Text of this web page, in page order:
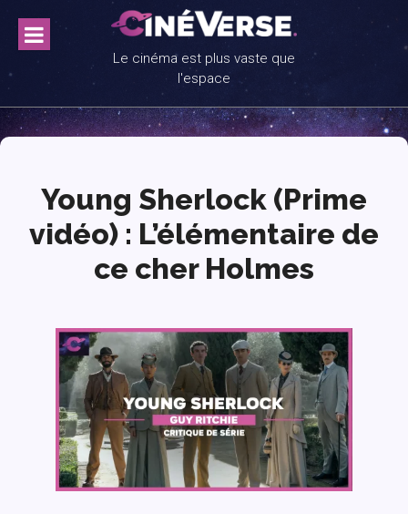
content
Le cinéma est plus vaste que
l'espace
Young Sherlock (Prime
vidéo) : L’élémentaire de
ce cher Holmes